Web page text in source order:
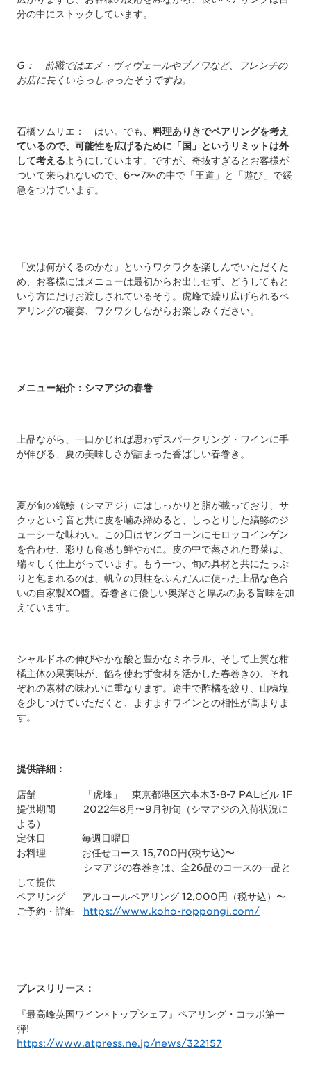
分の中にストックしています。
G ： 前職ではエメ・ヴィヴェールやブノワなど、フレンチの
お店に長くいらっしゃったそうですね。
石橋ソムリエ： はい。でも、 料理ありきでペアリングを考え
ているので、可能性を広げるために「国」というリミットは外
して考えるようにしています。ですが、奇抜すぎるとお客様が
ついて来られないので、6〜7杯の中で「王道」と「遊び」で緩
急をつけています。
「次は何がくるのかな」というワクワクを楽しんでいただくた
め、お客様にはメニューは最初からお出しせず、どうしてもと
いう方にだけお渡しされているそう。虎峰で繰り広げられるペ
アリングの饗宴、ワクワクしながらお楽しみください。
メニュー紹介：シマアジの春巻
上品ながら、一口かじれば思わずスパークリング・ワインに手
が伸びる、夏の美味しさが詰まった香ばしい春巻き。
夏が旬の縞鯵（シマアジ）にはしっかりと脂が載っており、サ
クッという音と共に皮を噛み締めると、しっとりした縞鯵のジ
ューシーな味わい。この日はヤングコーンにモロッコインゲン
を合わせ、彩りも食感も鮮やかに。皮の中で蒸された野菜は、
瑞々しく仕上がっています。もう一つ、旬の具材と共にたっぷ
りと包まれるのは、帆立の貝柱をふんだんに使った上品な色合
いの自家製XO醬。春巻きに優しい奥深さと厚みのある旨味を加
えています。
シャルドネの伸びやかな酸と豊かなミネラル、そして上質な柑
橘主体の果実味が、餡を使わず食材を活かした春巻きの、それ
ぞれの素材の味わいに重なります。途中で酢橘を絞り、山椒塩
を少しつけていただくと、ますますワインとの相性が高まりま
す。
提供詳細：
店舗 「虎峰」 東京都港区六本木3-8-7 PALビル 1F
提供期間 2022年8月〜9月初旬（シマアジの入荷状況に
よる）
定休日 毎週日曜日
お料理 お任せコース 15,700円(税サ込)〜
シマアジの春巻きは、全26品のコースの一品と
して提供
ペアリング アルコールペアリング 12,000円（税サ込）〜
ご予約・詳細 https://www.koho-roppongi.com/
プレスリリース：
『最高峰英国ワイン×トップシェフ』ペアリング・コラボ第一
弾!
https://www.atpress.ne.jp/news/322157